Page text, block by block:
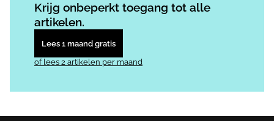
Krijg onbeperkt toegang tot alle
artikelen.
Lees 1 maand gratis
of lees 2 artikelen per maand